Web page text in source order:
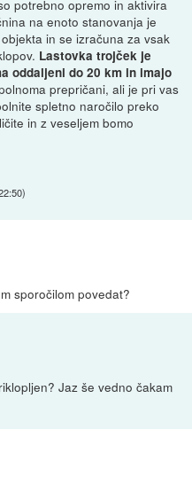
potrebno opremo in aktivira
na enoto stanovanja je
in se izračuna za vsak
Lastovka trojček je
oddaljeni do 20 km in imajo
prepričani, ali je pri vas
spletno naročilo preko
in z veseljem bomo
)
sporočilom povedat?
Jaz še vedno čakam